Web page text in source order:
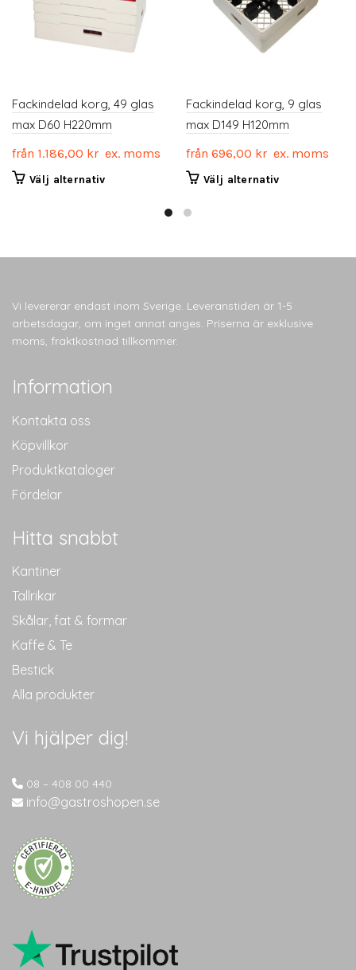
Fackindelad korg, 49 glas
max D60 H220mm
från 1.186,00 kr ex. moms
Välj alternativDen
olika
alternativen
kan
produktsidan
Fackindelad korg, 9 glas
max D149 H120mm
från 696,00 kr ex. moms
Välj alternativDen
olika
alternativen
Vi levererar endast inom Sverige. Leveranstiden är 1-5
arbetsdagar, om inget annat anges. Priserna är exklusive
moms, fraktkostnad tillkommer.
Information
Kontakta oss
Köpvillkor
Produktkataloger
Fördelar
Hitta snabbt
Kantiner
Tallrikar
Skålar, fat & formar
Kaffe & Te
Bestick
Alla produkter
Vi hjälper dig!
08 – 408 00 440
info@gastroshopen.se